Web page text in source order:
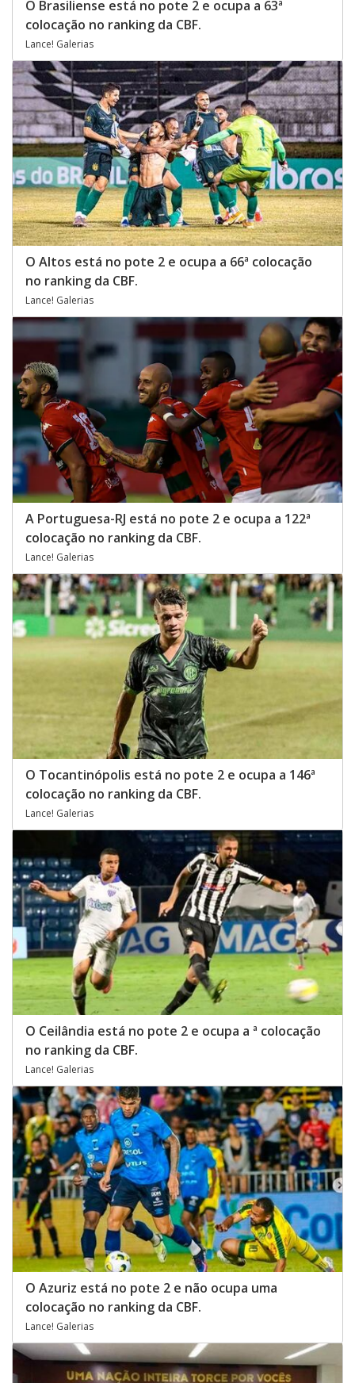
O Brasiliense está no pote 2 e ocupa a 63ª
colocação no ranking da CBF.
Lance! Galerias
O Altos está no pote 2 e ocupa a 66ª colocação
no ranking da CBF.
Lance! Galerias
A Portuguesa-RJ está no pote 2 e ocupa a 122ª
colocação no ranking da CBF.
Lance! Galerias
O Tocantinópolis está no pote 2 e ocupa a 146ª
colocação no ranking da CBF.
Lance! Galerias
O Ceilândia está no pote 2 e ocupa a ª colocação
no ranking da CBF.
Lance! Galerias
O Azuriz está no pote 2 e não ocupa uma
colocação no ranking da CBF.
Lance! Galerias